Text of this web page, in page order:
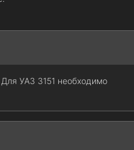
УАЗ 3151 необходимо